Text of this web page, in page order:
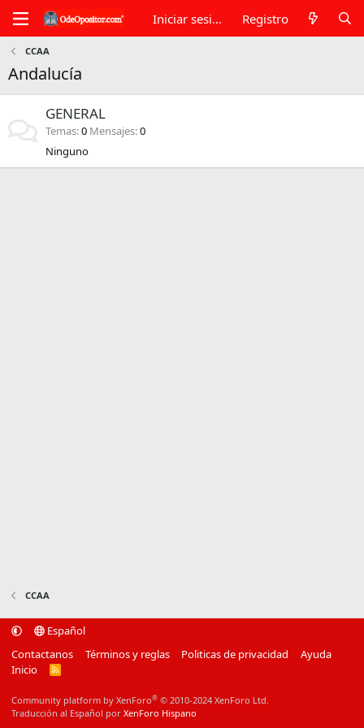
Iniciar sesión Registro
CCAA
Andalucía
GENERAL
Temas 0 Mensajes 0
Ninguno
CCAA
Español
Contactanos
Términos y reglas Politicas de privacidad
Ayuda
Inicio
R
Community platform by XenForo® © 2010-2024 XenForo Ltd.
Traducción al Español por XenForo Hispano